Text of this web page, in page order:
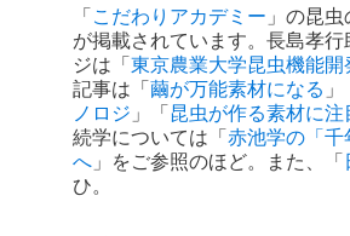
「こだわりアカデミー 」の昆
が掲載されています。長島孝
ジは「東京農業大学昆虫機能開
記事は「繭が万能素材になる
ノロジ 」「昆虫が作る素材に注
続学については「赤池学の「
へ 」をご参照のほど。また、「
ひ。